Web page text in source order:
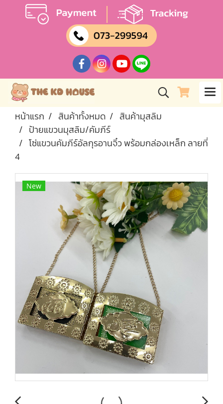
หน้าแรก สินค้าทั้งหมด
สินค้ามุสลิม
ป้ายแขวนมุสลิม/คัมภีร์
โซ่แขวนคัมภีร์อัลกุรอานจิ๋ว พร้อมกล่องเหล็ก ลายที่
4
New